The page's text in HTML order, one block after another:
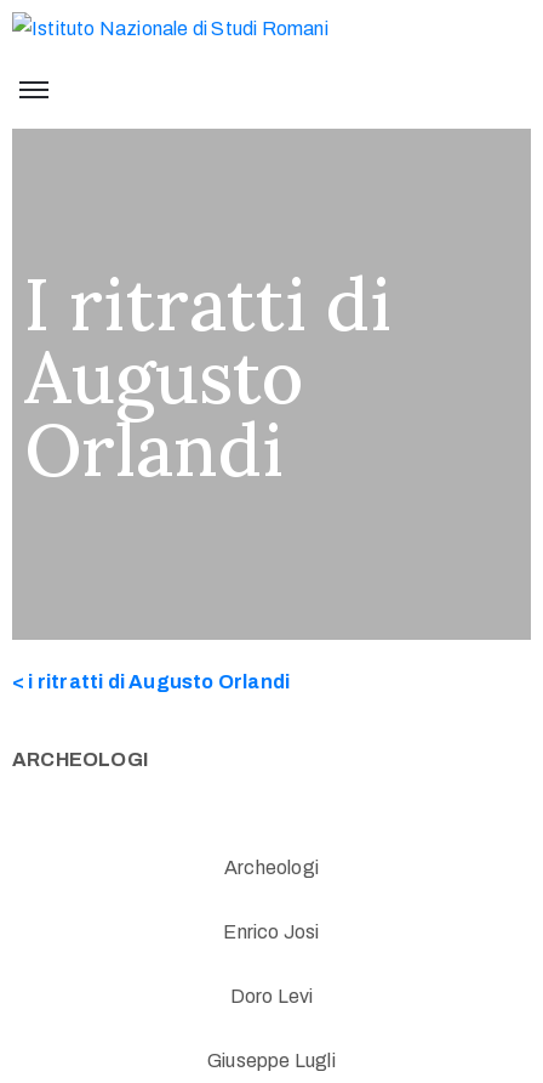
I ritratti di
Augusto
Orlandi
< i ritratti di Augusto Orlandi
ARCHEOLOGI
Archeologi
Enrico Josi
Doro Levi
Giuseppe Lugli